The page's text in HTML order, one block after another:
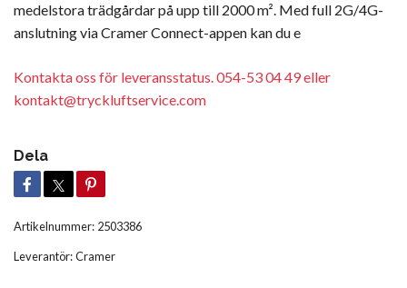
medelstora trädgårdar på upp till 2000 m². Med full 2G/4G-
anslutning via Cramer Connect-appen kan du e
Kontakta oss för leveransstatus. 054-53 04 49 eller
kontakt@tryckluftservice.com
Dela
Artikelnummer: 2503386
Leverantör:Cramer